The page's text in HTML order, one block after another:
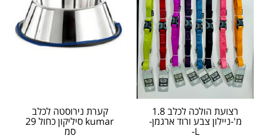
רצועת הולכה לכלב 1.8
מ'-ניילון צבע ורוד ארגמן-
L-
קערת נירוסטה לכלב
kumar סיליקון כחול 29
סמ